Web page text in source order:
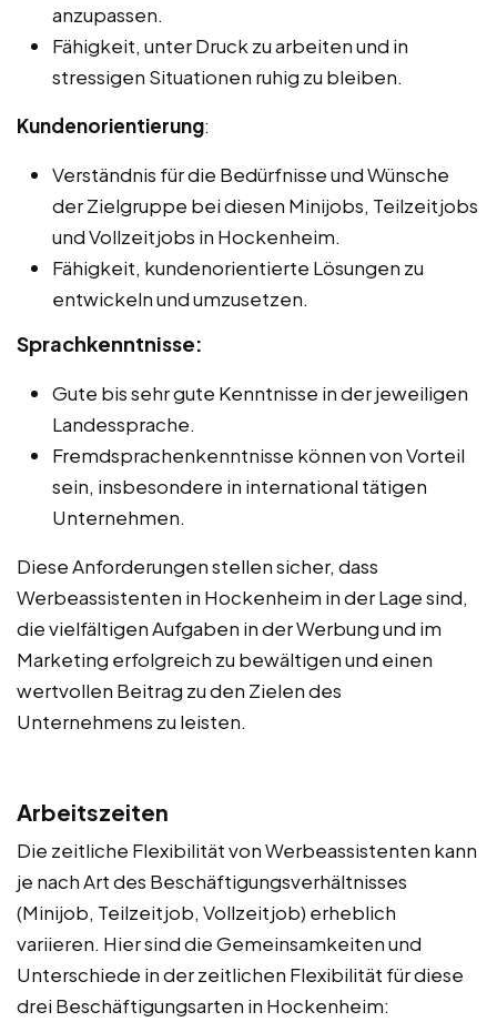
anzupassen.
Fähigkeit, unter Druck zu arbeiten und in
stressigen Situationen ruhig zu bleiben.
Kundenorientierung:
Verständnis für die Bedürfnisse und Wünsche
der Zielgruppe bei diesen Minijobs, Teilzeitjobs
und Vollzeitjobs in Hockenheim.
Fähigkeit, kundenorientierte Lösungen zu
entwickeln und umzusetzen.
Sprachkenntnisse:
Gute bis sehr gute Kenntnisse in der jeweiligen
Landessprache.
Fremdsprachenkenntnisse können von Vorteil
sein, insbesondere in international tätigen
Unternehmen.
Diese Anforderungen stellen sicher, dass
Werbeassistenten in Hockenheim in der Lage sind,
die vielfältigen Aufgaben in der Werbung und im
Marketing erfolgreich zu bewältigen und einen
wertvollen Beitrag zu den Zielen des
Unternehmens zu leisten.
Arbeitszeiten
Die zeitliche Flexibilität von Werbeassistenten kann
je nach Art des Beschäftigungsverhältnisses
(Minijob, Teilzeitjob, Vollzeitjob) erheblich
variieren. Hier sind die Gemeinsamkeiten und
Unterschiede in der zeitlichen Flexibilität für diese
drei Beschäftigungsarten in Hockenheim: